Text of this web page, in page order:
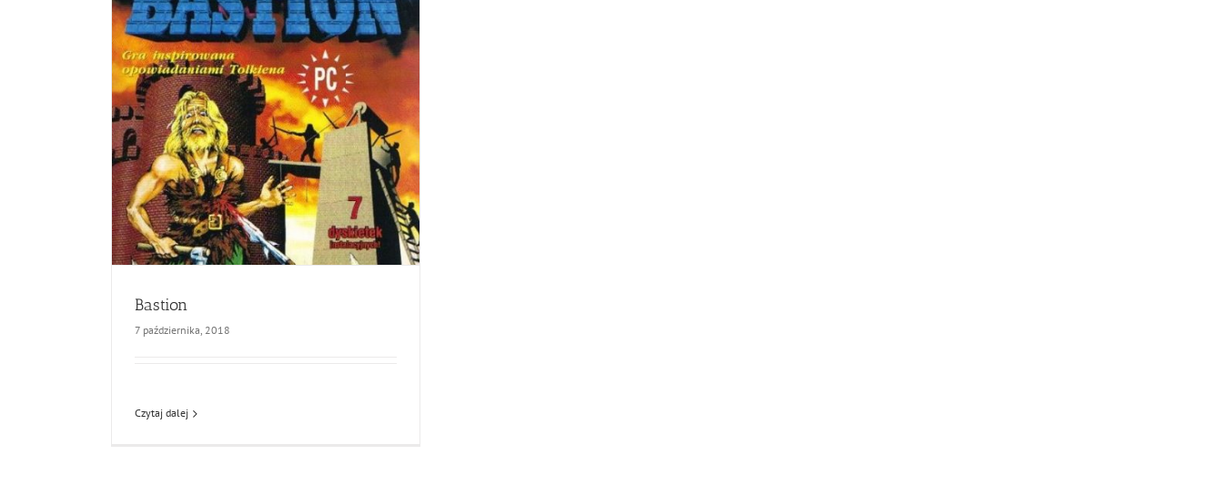
Bastion
7 października, 2018
Czytaj dalej